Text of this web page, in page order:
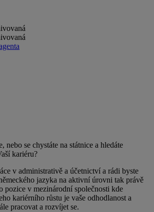
nebo se chystáte na státnice a hledáte
kariéru?
v administrativě a účetnictví a rádi byste
jazyka na aktivní úrovni tak právě
pozice v mezinárodní společnosti kde
kariérního růstu je vaše odhodlanost a
pracovat a rozvíjet se.